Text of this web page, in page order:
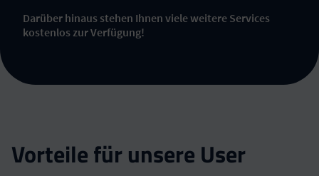
Darüber hinaus stehen Ihnen viele weitere Services
kostenlos zur Verfügung!
Vorteile für unsere User